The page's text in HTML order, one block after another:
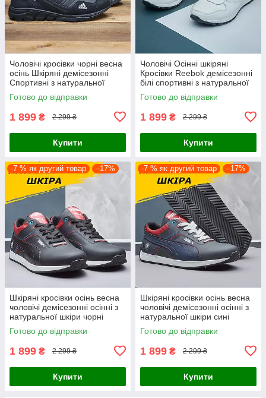
Чоловічі кросівки чорні весна
осінь Шкіряні демісезонні
Спортивні з натуральної
шкіри
Готово до відправки
1 899 ₴ 2 299 ₴
Купити
Чоловічі Осінні шкіряні
Кросівки Reebok демісезонні
білі спортивні з натуральної
шкіри
Готово до відправки
1 899 ₴ 2 299 ₴
Купити
-7 % як другий товар –17%
Шкіряні кросівки осінь весна
чоловічі демісезонні осінні з
натуральної шкіри чорні
Готово до відправки
1 899 ₴ 2 299 ₴
Купити
-7 % як другий товар –17%
Шкіряні кросівки осінь весна
чоловічі демісезонні осінні з
натуральної шкіри сині
Готово до відправки
1 899 ₴ 2 299 ₴
Купити